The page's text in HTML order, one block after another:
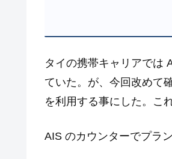
タイの携帯キャリアでは
ていた。が、今回改めて
を利用する事にした。こ
AIS のカウンターでプラ